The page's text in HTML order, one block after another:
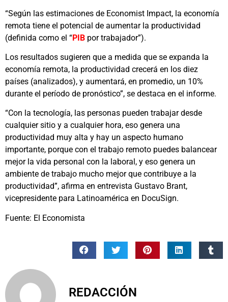
“Según las estimaciones de Economist Impact, la economía
remota tiene el potencial de aumentar la productividad
(definida como el “PIB por trabajador”).
Los resultados sugieren que a medida que se expanda la
economía remota, la productividad crecerá en los diez
países (analizados), y aumentará, en promedio, un 10%
durante el período de pronóstico”, se destaca en el informe.
“Con la tecnología, las personas pueden trabajar desde
cualquier sitio y a cualquier hora, eso genera una
productividad muy alta y hay un aspecto humano
importante, porque con el trabajo remoto puedes balancear
mejor la vida personal con la laboral, y eso genera un
ambiente de trabajo mucho mejor que contribuye a la
productividad”, afirma en entrevista Gustavo Brant,
vicepresidente para Latinoamérica en DocuSign.
Fuente: El Economista
REDACCIÓN